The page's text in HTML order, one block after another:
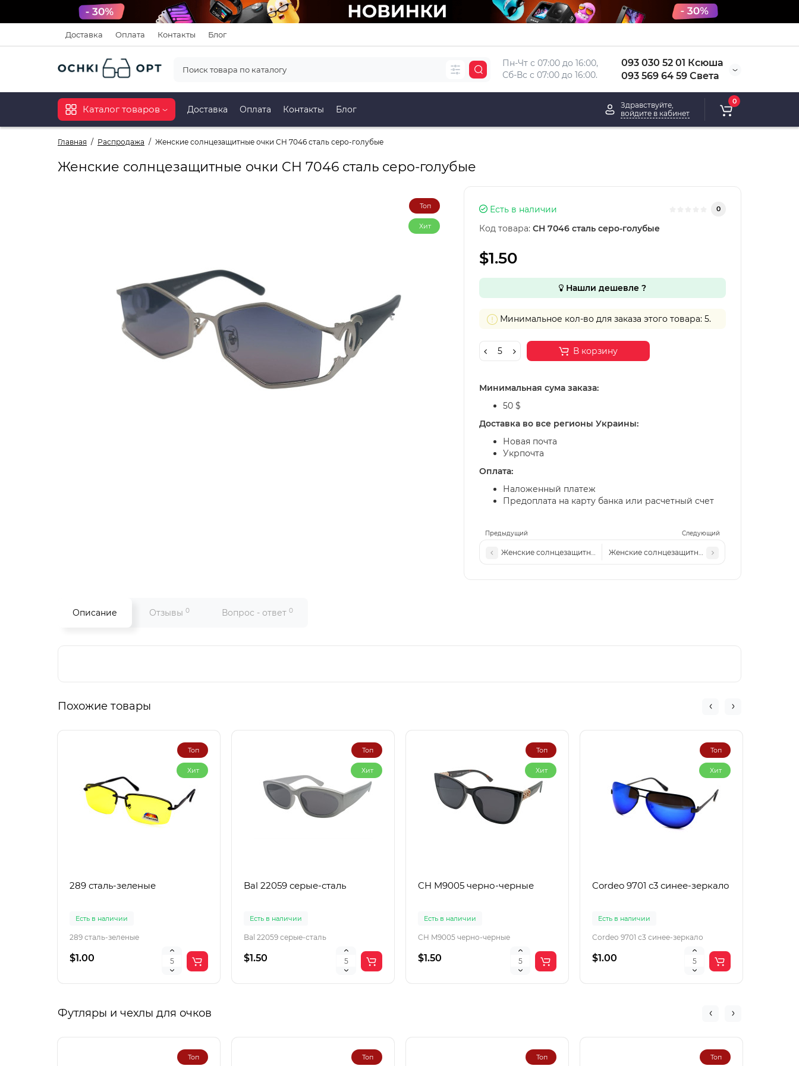
Доставка Оплата Контакты Блог
Пн-Чт с 07:00 до 16:00,
Сб-Вс с 07:00 до 16:00.
093 030 52 01 Ксюша
093 569 64 59 Света
Каталог товаров Доставка Оплата Контакты Блог
Здравствуйте,
войдите в кабинет
0
Главная Распродажа Женские солнцезащитные очки CH 7046 сталь серо-голубые
Женские солнцезащитные очки CH 7046 сталь серо-голубые
Топ
Хит
Предыдущий Следующий
Женские солнцезащитные очки CH 7046 сталь серо-розовые
Женские солнцезащитные очки CH 7046 сталь-
Есть в наличии 0
Код товара: CH 7046 сталь серо-голубые
$1.50
Нашли дешевле ?
Минимальное кол-во для заказа этого товара: 5.
В корзину
Минимальная сума заказа:
50 $
Доставка во все регионы Украины:
Новая почта
Укрпочта
Оплата:
Наложенный платеж
Предоплата на карту банка или расчетный счет
Описание Отзывы 0 Вопрос - ответ 0
Похожие товары
Топ
Хит
289 сталь-зеленые
Есть в наличии
289 сталь-зеленые
$1.00
Топ
Хит
Bal 22059 серые-сталь
Есть в наличии
Bal 22059 серые-сталь
$1.50
Топ
Хит
CH M9005 черно-черные
Есть в наличии
CH M9005 черно-черные
$1.50
Топ
Хит
Cordeo 9701 с3 синее-зеркало
Есть в наличии
Cordeo 9701 с3 синее-зеркало
$1.00
Футляры и чехлы для очков
Топ Топ Топ Топ